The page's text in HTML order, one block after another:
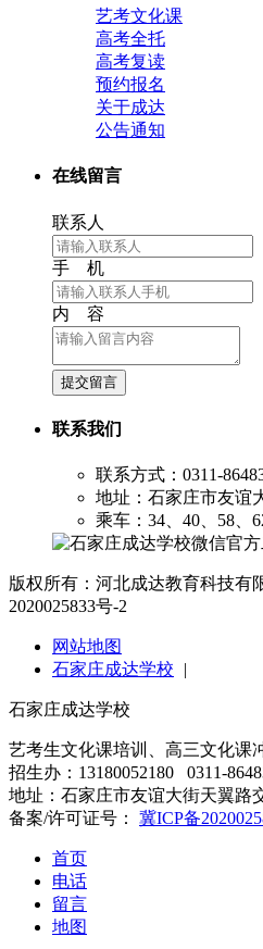
艺考文化课
高考全托
高考复读
预约报名
关于成达
公告通知
在线留言
联系人
手 机
内 容
提交留言
联系我们
联系方式：0311-
地址：石家庄市友谊
乘车：34、40、58、
版权所有：河北成达教育科技有
2020025833号-2
网站地图
石家庄成达学校
|
石家庄成达学校
艺考生文化课培训、高三文化课
招生办：13180052180 0311-
地址：石家庄市友谊大街天翼路
备案/许可证号： 冀ICP备
首页
电话
留言
地图